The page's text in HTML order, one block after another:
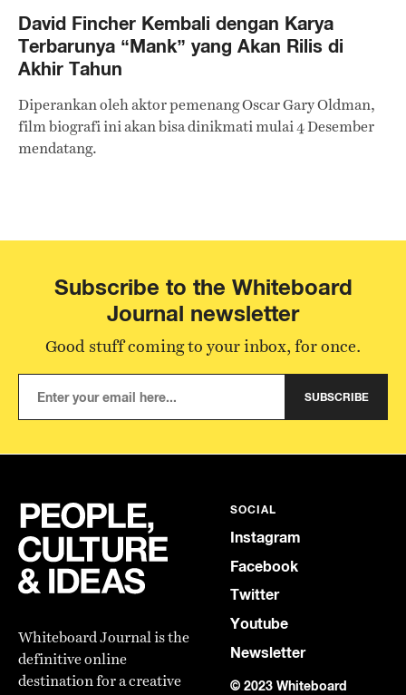
David Fincher Kembali dengan Karya
Terbarunya “Mank” yang Akan Rilis di
Akhir Tahun
Diperankan oleh aktor pemenang Oscar Gary Oldman,
film biografi ini akan bisa dinikmati mulai 4 Desember
mendatang.
Subscribe to the Whiteboard
Journal newsletter
Good stuff coming to your inbox, for once.
SUBSCRIBE
Whiteboard Journal is the
definitive online
destination for a creative
SOCIAL
Instagram
Facebook
Twitter
Youtube
Newsletter
© 2023 Whiteboard